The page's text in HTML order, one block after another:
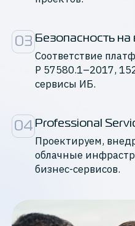
03 Безопасность на
Cоответствие
Р 57580.1–2017,
сервисы ИБ.
04 Professional
Проектируем,
облачные
бизнес-сервисов.